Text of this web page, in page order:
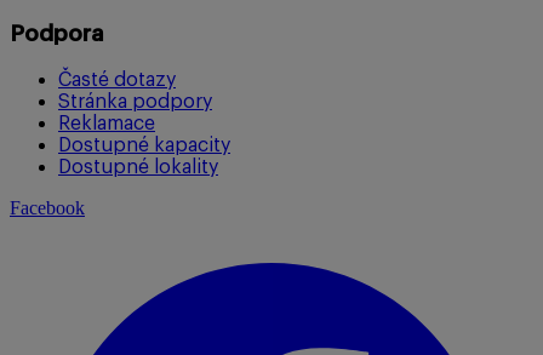
Podpora
Časté dotazy
Stránka podpory
Reklamace
Dostupné kapacity
Dostupné lokality
Facebook